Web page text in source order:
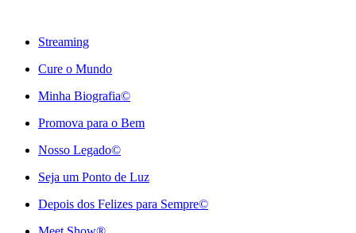
Streaming
Cure o Mundo
Minha Biografia©
Promova para o Bem
Nosso Legado©
Seja um Ponto de Luz
Depois dos Felizes para Sempre©️